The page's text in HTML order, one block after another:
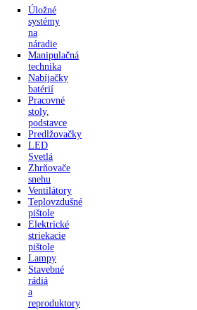
Úložné
systémy
na
náradie
Manipulačná
technika
Nabíjačky
batérií
Pracovné
stoly,
podstavce
Predlžovačky
LED
Svetlá
Zhrňovače
snehu
Ventilátory
Teplovzdušné
pištole
Elektrické
striekacie
pištole
Lampy
Stavebné
rádiá
a
reproduktory